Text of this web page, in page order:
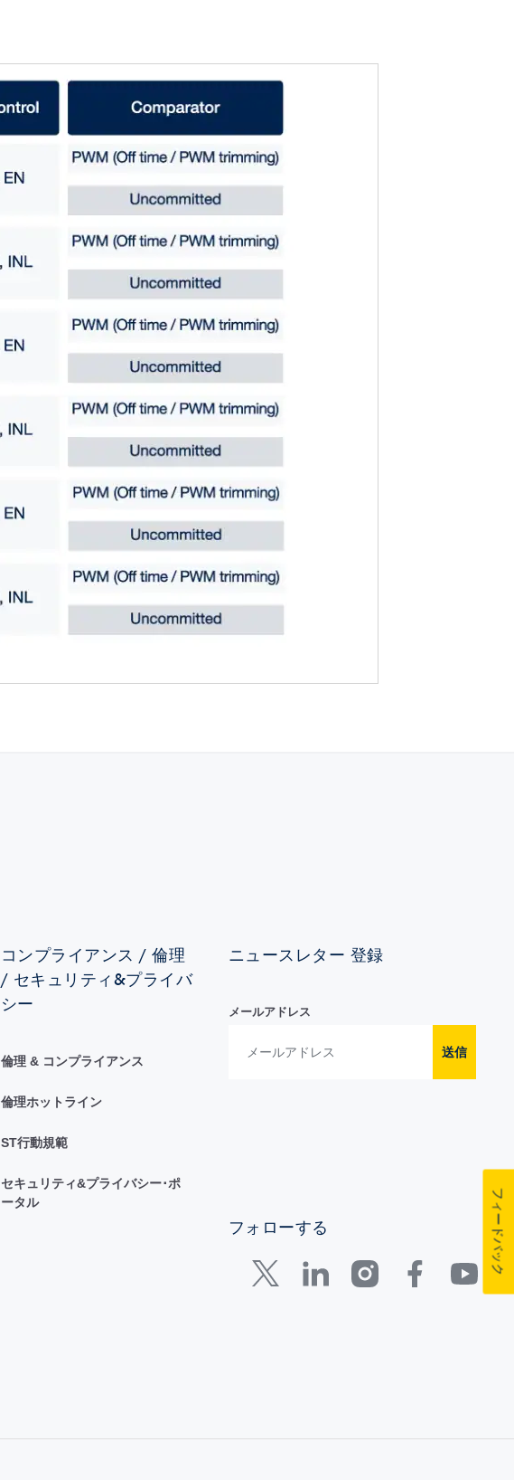
コンプライアンス / 倫理
/ セキュリティ&プライバ
シー
倫理 & コンプライアンス
倫理ホットライン
ST行動規範
セキュリティ&プライバシー･ポ
ータル
ニュースレター 登録
メールアドレス
送信
フォローする フィードバック